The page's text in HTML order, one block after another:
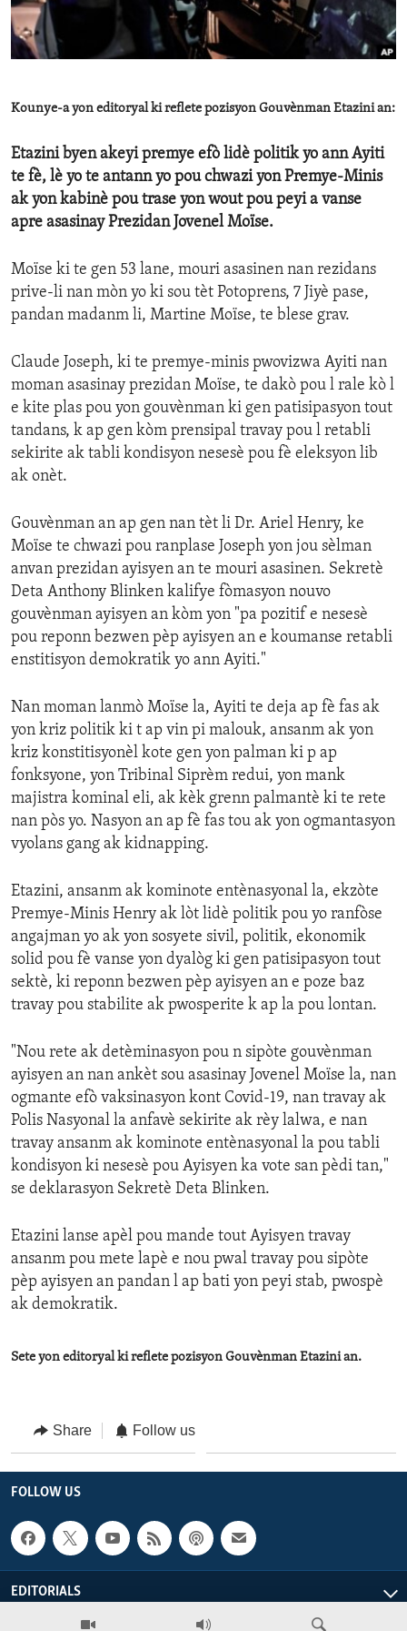
ENVIRONMENT AND HEALTH
IDEALS AND INSTITUTIONS
Kounye-a yon editoryal ki reflete pozisyon Gouvènman Etazini an:
Etazini byen akeyi premye efò lidè politik yo ann Ayiti
te fè, lè yo te antann yo pou chwazi yon Premye-Minis
ak yon kabinè pou trase yon wout pou peyi a vanse
apre asasinay Prezidan Jovenel Moïse.
Moïse ki te gen 53 lane, mouri asasinen nan rezidans
prive-li nan mòn yo ki sou tèt Potoprens, 7 Jiyè pase,
pandan madanm li, Martine Moïse, te blese grav.
Claude Joseph, ki te premye-minis pwovizwa Ayiti nan
moman asasinay prezidan Moïse, te dakò pou l rale kò l
e kite plas pou yon gouvènman ki gen patisipasyon tout
tandans, k ap gen kòm prensipal travay pou l retabli
sekirite ak tabli kondisyon nesesè pou fè eleksyon lib
ak onèt.
Gouvènman an ap gen nan tèt li Dr. Ariel Henry, ke
Moïse te chwazi pou ranplase Joseph yon jou sèlman
anvan prezidan ayisyen an te mouri asasinen. Sekretè
Deta Anthony Blinken kalifye fòmasyon nouvo
gouvènman ayisyen an kòm yon "pa pozitif e nesesè
pou reponn bezwen pèp ayisyen an e koumanse retabli
enstitisyon demokratik yo ann Ayiti."
Nan moman lanmò Moïse la, Ayiti te deja ap fè fas ak
yon kriz politik ki t ap vin pi malouk, ansanm ak yon
kriz konstitisyonèl kote gen yon palman ki p ap
fonksyone, yon Tribinal Siprèm redui, yon mank
majistra kominal eli, ak kèk grenn palmantè ki te rete
nan pòs yo. Nasyon an ap fè fas tou ak yon ogmantasyon
vyolans gang ak kidnapping.
Etazini, ansanm ak kominote entènasyonal la, ekzòte
Premye-Minis Henry ak lòt lidè politik pou yo ranfòse
angajman yo ak yon sosyete sivil, politik, ekonomik
solid pou fè vanse yon dyalòg ki gen patisipasyon tout
sektè, ki reponn bezwen pèp ayisyen an e poze baz
travay pou stabilite ak pwosperite k ap la pou lontan.
"Nou rete ak detèminasyon pou n sipòte gouvènman
ayisyen an nan ankèt sou asasinay Jovenel Moïse la, nan
ogmante efò vaksinasyon kont Covid-19, nan travay ak
Polis Nasyonal la anfavè sekirite ak rèy lalwa, e nan
travay ansanm ak kominote entènasyonal la pou tabli
kondisyon ki nesesè pou Ayisyen ka vote san pèdi tan,"
se deklarasyon Sekretè Deta Blinken.
Etazini lanse apèl pou mande tout Ayisyen travay
ansanm pou mete lapè e nou pwal travay pou sipòte
pèp ayisyen an pandan l ap bati yon peyi stab, pwospè
ak demokratik.
Sete yon editoryal ki reflete pozisyon Gouvènman Etazini an.
Share Follow us
FOLLOW US
EDITORIALS